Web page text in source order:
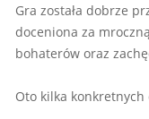
Gra została dobrze
doceniona za
bohaterów oraz
Oto kilka